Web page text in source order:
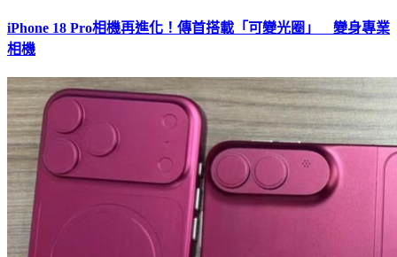
iPhone 18 Pro相機再進化！傳首搭載「可變光圈」 變身專業
相機